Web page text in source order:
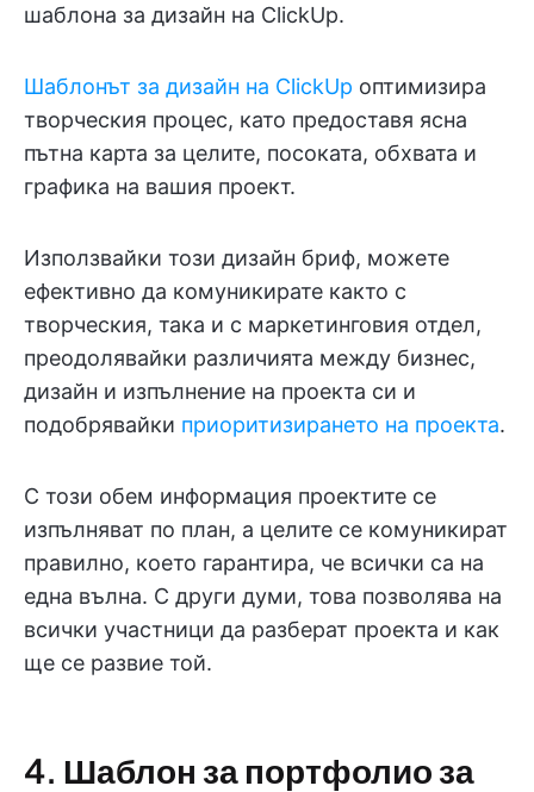
шаблона за дизайн на ClickUp.
Шаблонът за дизайн на ClickUp оптимизира
творческия процес, като предоставя ясна
пътна карта за целите, посоката, обхвата и
графика на вашия проект.
Използвайки този дизайн бриф, можете
ефективно да комуникирате както с
творческия, така и с маркетинговия отдел,
преодолявайки различията между бизнес,
дизайн и изпълнение на проекта си и
подобрявайки приоритизирането на проекта.
С този обем информация проектите се
изпълняват по план, а целите се комуникират
правилно, което гарантира, че всички са на
една вълна. С други думи, това позволява на
всички участници да разберат проекта и как
ще се развие той.
4. Шаблон за портфолио за